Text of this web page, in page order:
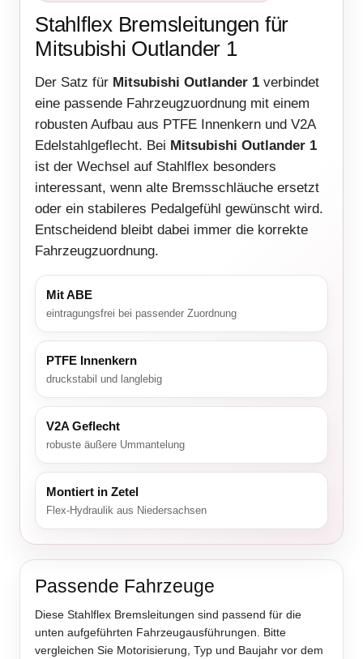
Stahlflex Bremsleitungen für
Mitsubishi Outlander 1
Der Satz für Mitsubishi Outlander 1 verbindet
eine passende Fahrzeugzuordnung mit einem
robusten Aufbau aus PTFE Innenkern und V2A
Edelstahlgeflecht. Bei Mitsubishi Outlander 1
ist der Wechsel auf Stahlflex besonders
interessant, wenn alte Bremsschläuche ersetzt
oder ein stabileres Pedalgefühl gewünscht wird.
Entscheidend bleibt dabei immer die korrekte
Fahrzeugzuordnung.
Mit ABE
eintragungsfrei bei passender Zuordnung
PTFE Innenkern
druckstabil und langlebig
V2A Geflecht
robuste äußere Ummantelung
Montiert in Zetel
Flex-Hydraulik aus Niedersachsen
Passende Fahrzeuge
Diese Stahlflex Bremsleitungen sind passend für die
unten aufgeführten Fahrzeugausführungen. Bitte
vergleichen Sie Motorisierung, Typ und Baujahr vor dem